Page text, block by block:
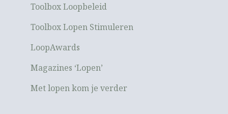
Toolbox Loopbeleid
Toolbox Lopen Stimuleren
LoopAwards
Magazines ‘Lopen’
Met lopen kom je verder